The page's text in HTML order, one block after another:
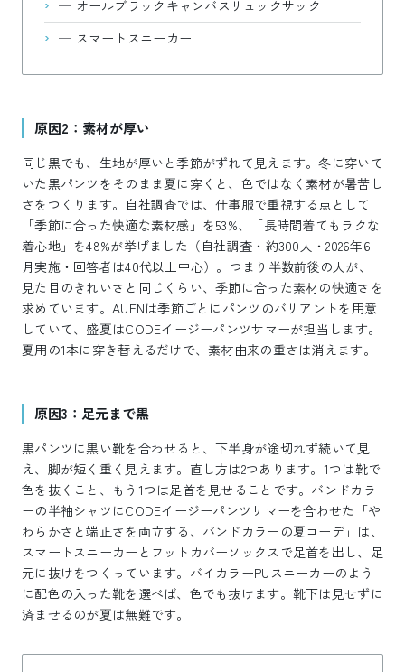
— オールブラックキャンバスリュックサック
— スマートスニーカー
原因2：素材が厚い
同じ黒でも、生地が厚いと季節がずれて見えます。冬に穿いて
いた黒パンツをそのまま夏に穿くと、色ではなく素材が暑苦し
さをつくります。自社調査では、仕事服で重視する点として
「季節に合った快適な素材感」を53%、「長時間着てもラクな
着心地」を48%が挙げました（自社調査・約300人・2026年6
月実施・回答者は40代以上中心）。つまり半数前後の人が、
見た目のきれいさと同じくらい、季節に合った素材の快適さを
求めています。AUENは季節ごとにパンツのバリアントを用意
していて、盛夏はCODEイージーパンツサマーが担当します。
夏用の1本に穿き替えるだけで、素材由来の重さは消えます。
原因3：足元まで黒
黒パンツに黒い靴を合わせると、下半身が途切れず続いて見
え、脚が短く重く見えます。直し方は2つあります。1つは靴で
色を抜くこと、もう1つは足首を見せることです。バンドカラ
ーの半袖シャツにCODEイージーパンツサマーを合わせた「や
わらかさと端正さを両立する、バンドカラーの夏コーデ」は、
スマートスニーカーとフットカバーソックスで足首を出し、足
元に抜けをつくっています。バイカラーPUスニーカーのよう
に配色の入った靴を選べば、色でも抜けます。靴下は見せずに
済ませるのが夏は無難です。